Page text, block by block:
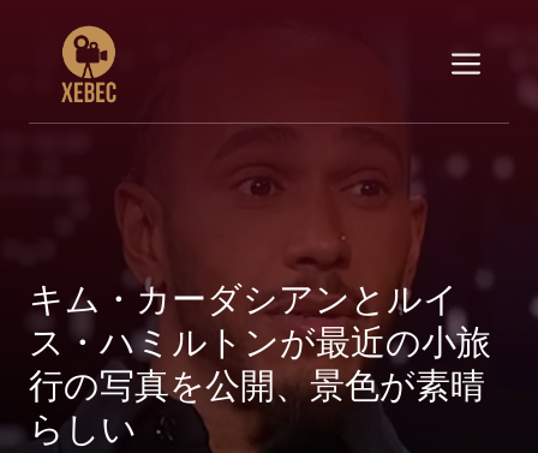
メ
ニ
キム・カーダシアンとルイ
ス・ハミルトンが最近の小旅
行の写真を公開、景色が素晴
らしい